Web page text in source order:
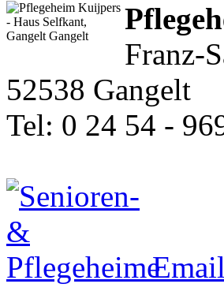
Franz-
52538 Gangelt
Tel: 0 24 54 -
Email